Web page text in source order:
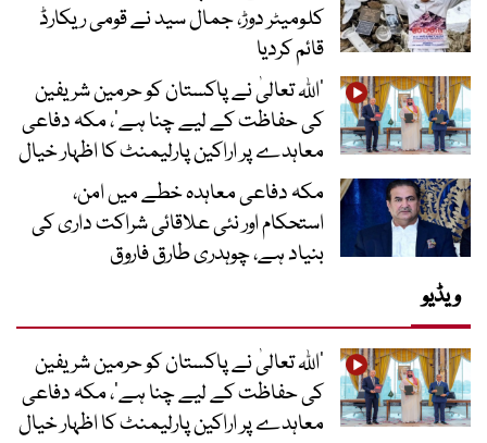
کلومیٹر دوڑ، جمال سید نے قومی ریکارڈ
قائم کردیا
’اللہ تعالیٰ نے پاکستان کو حرمین شریفین
کی حفاظت کے لیے چنا ہے‘، مکہ دفاعی
معاہدے پر اراکین پارلیمنٹ کا اظہار خیال
مکہ دفاعی معاہدہ خطے میں امن،
استحکام اور نئی علاقائی شراکت داری کی
بنیاد ہے، چوہدری طارق فاروق
ویڈیو
’اللہ تعالیٰ نے پاکستان کو حرمین شریفین
کی حفاظت کے لیے چنا ہے‘، مکہ دفاعی
معاہدے پر اراکین پارلیمنٹ کا اظہار خیال